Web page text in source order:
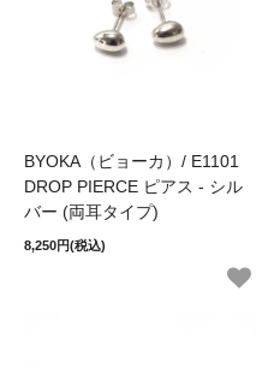
BYOKA（ビョーカ）/ E1101
DROP PIERCE ピアス - シル
バー (両耳タイプ)
8,250円(税込)